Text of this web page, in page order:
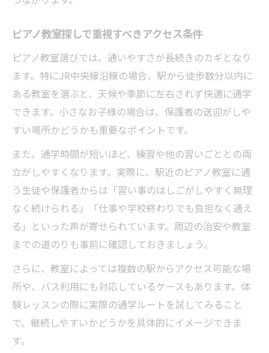
ピアノ教室探しで重視すべきアクセス条件
ピアノ教室選びでは、通いやすさが長続きのカギとなり
ます。特にJR中央線沿線の場合、駅から徒歩数分以内に
ある教室を選ぶと、天候や季節に左右されず快適に通学
できます。小さなお子様の場合は、保護者の送迎がしや
すい場所かどうかも重要なポイントです。
また、通学時間が短いほど、練習や他の習いごととの両
立がしやすくなります。実際に、駅近のピアノ教室に通
う生徒や保護者からは「習い事のはしごがしやすく無理
なく続けられる」「仕事や学校終わりでも負担なく通え
る」といった声が寄せられています。周辺の治安や教室
までの道のりも事前に確認しておきましょう。
さらに、教室によっては複数の駅からアクセス可能な場
所や、バス利用にも対応しているケースもあります。体
験レッスンの際に実際の通学ルートを試してみること
で、継続しやすいかどうかを具体的にイメージできま
す。